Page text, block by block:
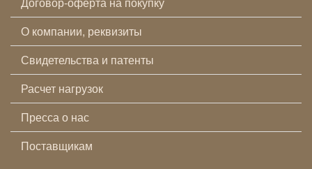
О компании, реквизиты
Свидетельства и патенты
Расчет нагрузок
Пресса о нас
Поставщикам